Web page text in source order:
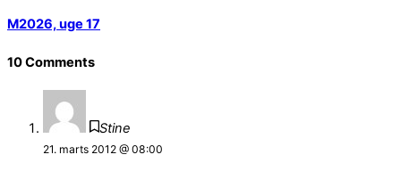
M2026, uge 17
10 Comments
Stine
21. marts 2012 @ 08:00